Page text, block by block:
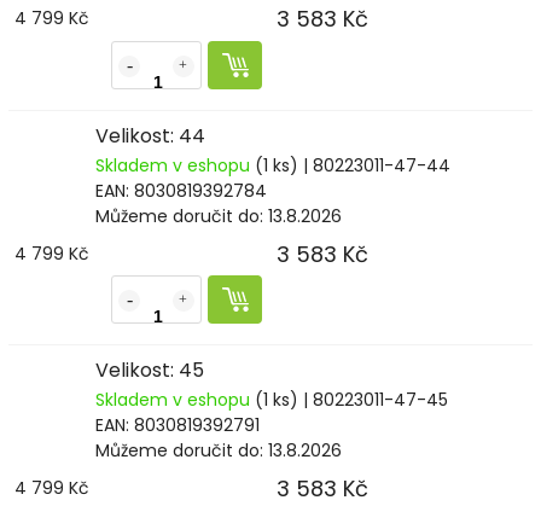
4 799 Kč
3 583 Kč
Velikost: 44
Skladem v eshopu (1 ks) | 80223011-47-44
EAN: 8030819392784
Můžeme doručit do: 13.8.2026
4 799 Kč
3 583 Kč
Velikost: 45
Skladem v eshopu (1 ks) | 80223011-47-45
EAN: 8030819392791
Můžeme doručit do: 13.8.2026
4 799 Kč
3 583 Kč